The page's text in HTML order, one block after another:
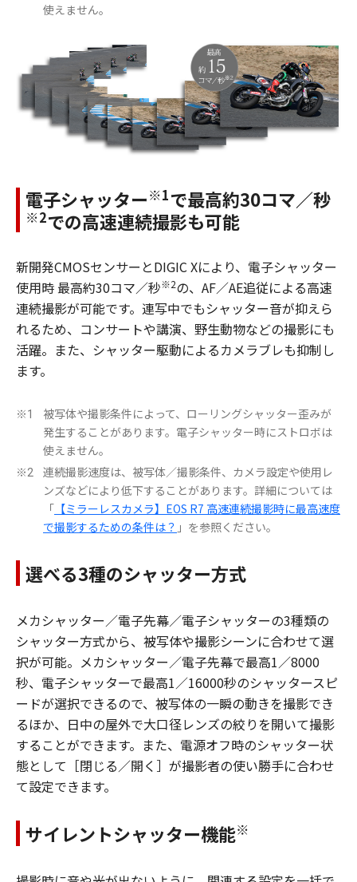
使えません。
電子シャッター※1で最高約30コマ／秒
※2での高速連続撮影も可能
新開発CMOSセンサーとDIGIC Xにより、電子シャッター
使用時 最高約30コマ／秒※2の、AF／AE追従による高速
連続撮影が可能です。連写中でもシャッター音が抑えら
れるため、コンサートや講演、野生動物などの撮影にも
活躍。また、シャッター駆動によるカメラブレも抑制し
ます。
※1
被写体や撮影条件によって、ローリングシャッター歪みが
発生することがあります。電子シャッター時にストロボは
使えません。
※2
連続撮影速度は、被写体／撮影条件、カメラ設定や使用レ
ンズなどにより低下することがあります。詳細については
「 【ミラーレスカメラ】EOS R7 高速連続撮影時に最高速度
で撮影するための条件は？ 」を参照ください。
選べる3種のシャッター方式
メカシャッター／電子先幕／電子シャッターの3種類の
シャッター方式から、被写体や撮影シーンに合わせて選
択が可能。メカシャッター／電子先幕で最高1／8000
秒、電子シャッターで最高1／16000秒のシャッタースピ
ードが選択できるので、被写体の一瞬の動きを撮影でき
るほか、日中の屋外で大口径レンズの絞りを開いて撮影
することができます。また、電源オフ時のシャッター状
態として［閉じる／開く］が撮影者の使い勝手に合わせ
て設定できます。
サイレントシャッター機能※